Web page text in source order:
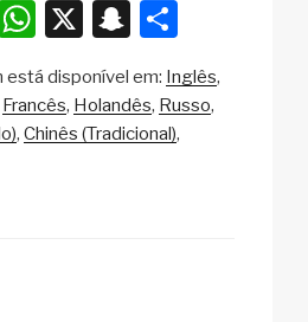
W
at
s
X
S
a
p
ar
e
disponível em: Inglês
Francês Holandês Russo
Chinês (Tradicional)